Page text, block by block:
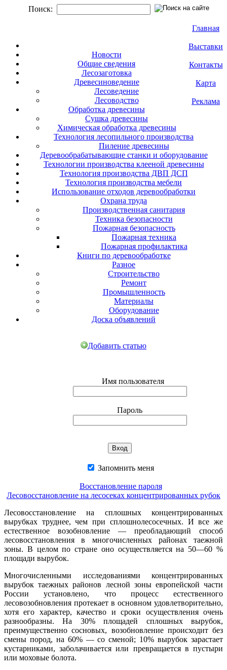
Поиск:
Главная
Выставки
Контакты
Карта
Реклама
Новости
Общие сведения
Лесозаготовка
Древесиноведение
Лесоведение
Лесоводство
Обработка древесины
Сушка древесины
Химическая обработка древесины
Технология лесопильного производства
Пиление древесины
Деревообрабатывающие станки и оборудование
Технологии производства клееной древесины
Технология производства ДВП ДСП
Технология производства мебели
Использование отходов деревообработки
Охрана труда
Производственная санитария
Техника безопасности
Пожарная безопасность
Пожарная техника
Пожарная профилактика
Книги по деревообработке
Разное
Строительство
Ремонт
Промышленность
Материалы
Оборудование
Доска объявлений
Добавить статью
Имя пользователя
Пароль
Запомнить меня
Восстановление пароля
Лесовосстановление на лесосеках концентрированных рубок
Лесовосстановление на сплошных концентрированных
вырубках труднее, чем при сплошнолесосечных. И все же
естественное возобновление — преобладающий способ
лесовосстановления в многочисленных районах таежной
зоны. В целом по стране оно осуществляется на 50—60 %
площади вырубок.
Многочисленными исследованиями концентрированных
вырубок таежных районов лесной зоны европейской части
России установлено, что процесс естественного
лесовозобновления протекает в основном удовлетворительно,
хотя его характер, качество и сроки осуществления очень
разнообразны. На 30% площадей сплошных вырубок,
преимущественно сосновых, возобновление происходит без
смены пород, на 60% — со сменой; 10% вырубок зарастает
кустарниками, заболачивается или превращается в пустыри
или моховые болота.